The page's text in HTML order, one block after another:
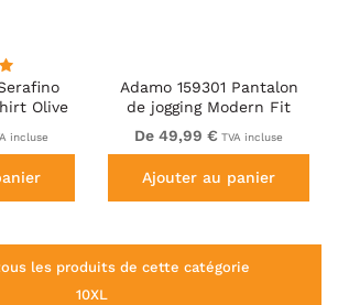
Olive
incluse
Adamo 159301 Pantalon
de jogging Modern Fit
Bleu marine
De 49,99 € TVA incluse
Ajouter au panier
les produits de cette catégorie
10XL